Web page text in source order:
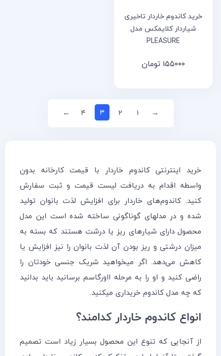
خرید کاندوم خاردار تاخیری
شیاردار کلایمکس مدل
PLEASURE
۱۵۵۰۰۰ تومان
→ ۱ ۲ ۳ ۴ ←
خرید اینترنتی کاندوم خاردار با قیمت کارخانه بدون
واسطه اقدام به دریافت لیست قیمت و ثبت سفارش
کنید. کاندوم‌های خاردار برای افزایش لذت بانوان تولید
شده و در مدلهای گوناگونی ساخته شده است این مدل
محصول دارای شیارهای ریز یا درشت هستند که بسته به
میزان درشتی و ریز بودن آن لذت بانوان را نیز افزایش یا
کاهش می‌دهد. اگر میخواهید شریک جنسی خودتان را
راضی کنید و او را به مرحله ااورگاسم برسانید باید بدانید
که چه مدل کاندوم خریداری میکنید.
انواع کاندوم خاردار کدامند؟
از آنجایی که تنوع این محصول بسیار زیاد است تصمیم